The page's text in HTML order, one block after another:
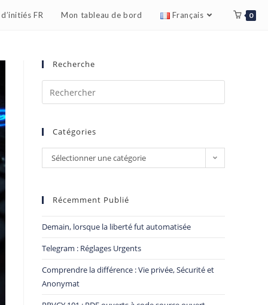
FR Mon tableau de bord Français 0
Recherche
Catégories
Sélectionner une catégorie
Récemment Publié
Demain, lorsque la liberté fut automatisée
Telegram : Réglages Urgents
Comprendre la différence : Vie privée, Sécurité et
Anonymat